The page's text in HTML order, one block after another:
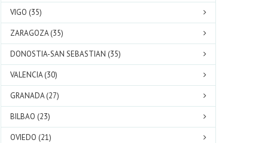
VIGO (35)
ZARAGOZA (35)
DONOSTIA-SAN SEBASTIAN (35)
VALENCIA (30)
GRANADA (27)
BILBAO (23)
OVIEDO (21)